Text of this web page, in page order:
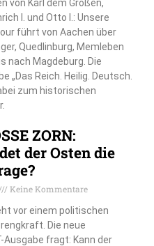
von Karl dem Großen,
I. und Otto I.: Unsere
führt von Aachen über
Quedlinburg, Memleben
nach Magdeburg. Die
„Das Reich. Heilig. Deutsch.
zum historischen
ZORN:
der Osten die
Keine Kommentare
vor einem politischen
Die neue
Ausgabe fragt: Kann der